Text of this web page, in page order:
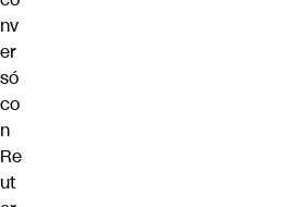
nv
er
só
co
n
Re
ut